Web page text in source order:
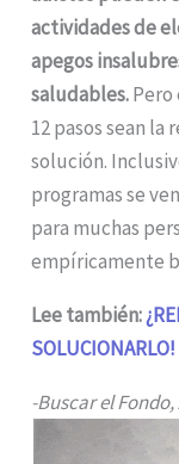
actividades de
apegos
saludables.Pero
12 pasos sean la
solución.
programas se
para muchas
empíricamente
Lee también:
SOLUCIONARLO!
-Buscar el